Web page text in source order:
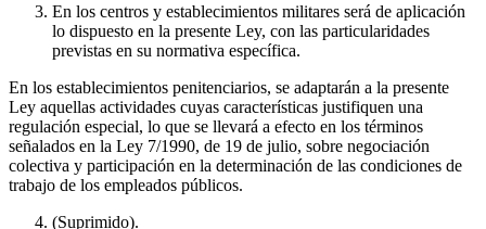
En los centros y establecimientos militares será de aplicación
lo dispuesto en la presente Ley, con las particularidades
previstas en su normativa específica.
En los establecimientos penitenciarios, se adaptarán a la presente
Ley aquellas actividades cuyas características justifiquen una
regulación especial, lo que se llevará a efecto en los términos
señalados en la Ley 7/1990, de 19 de julio, sobre negociación
colectiva y participación en la determinación de las condiciones de
trabajo de los empleados públicos.
(Suprimido).